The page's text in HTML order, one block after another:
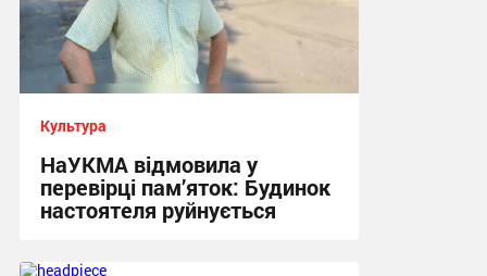
Культура
НаУКМА відмовила у
перевірці пам’яток: Будинок
настоятеля руйнується